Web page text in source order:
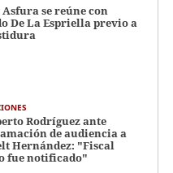
se reúne con
De La Espriella previo a
Rodríguez ante
de audiencia a
Hernández: "Fiscal
fue notificado"